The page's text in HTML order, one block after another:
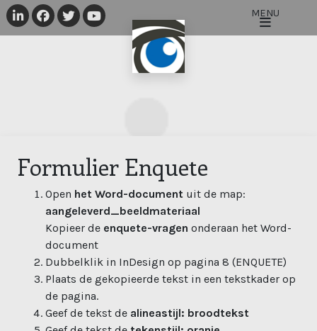
Visit LinkedIn
Visit Facebook
Visit Twitter
Visit Youtube
MENU
Open
Formulier Enquete
Open het Word-document uit de map:
aangeleverd_beeldmateriaal
Kopieer de enquete-vragen onderaan het Word-
document
Dubbelklik in InDesign op pagina 8 (ENQUETE)
Plaats de gekopieerde tekst in een tekstkader op
de pagina.
Geef de tekst de alineastijl: broodtekst